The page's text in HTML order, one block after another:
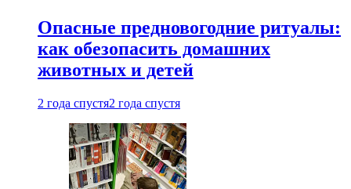
Опасные предновогодние ритуалы:
как обезопасить домашних
животных и детей
2 года спустя2 года спустя